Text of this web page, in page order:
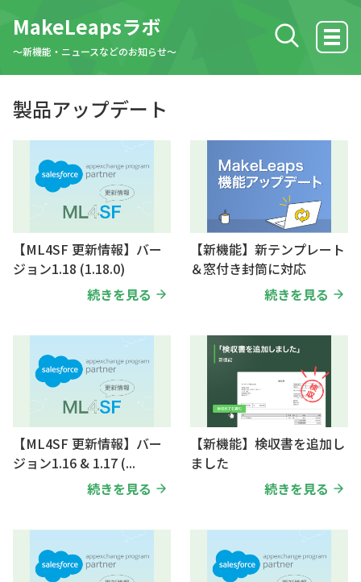
MakeLeapsラボ
〜新機能・ニュースなどのお知らせ〜
検索する
製品アップデート
MakeLeaps活用方法
ニュース
製品アップデート
【ML4SF 更新情報】バー
ジョン1.18 (1.18.0)
続きを見る
【新機能】新テンプレート
＆窓付き封筒に対応
続きを見る
【ML4SF 更新情報】バー
ジョン1.16 & 1.17 (...
続きを見る
【新機能】検収書を追加し
ました
続きを見る